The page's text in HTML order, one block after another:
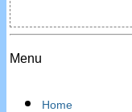
Menu
Home